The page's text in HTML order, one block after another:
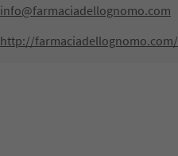
info@farmaciadellognomo.com
http://farmaciadellognomo.com/